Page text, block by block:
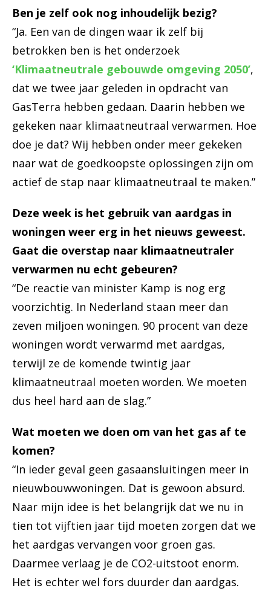
Ben je zelf ook nog inhoudelijk bezig?
“Ja. Een van de dingen waar ik zelf bij
betrokken ben is het onderzoek
‘Klimaatneutrale gebouwde omgeving 2050’,
dat we twee jaar geleden in opdracht van
GasTerra hebben gedaan. Daarin hebben we
gekeken naar klimaatneutraal verwarmen. Hoe
doe je dat? Wij hebben onder meer gekeken
naar wat de goedkoopste oplossingen zijn om
actief de stap naar klimaatneutraal te maken.”
Deze week is het gebruik van aardgas in
woningen weer erg in het nieuws geweest.
Gaat die overstap naar klimaatneutraler
verwarmen nu echt gebeuren?
“De reactie van minister Kamp is nog erg
voorzichtig. In Nederland staan meer dan
zeven miljoen woningen. 90 procent van deze
woningen wordt verwarmd met aardgas,
terwijl ze de komende twintig jaar
klimaatneutraal moeten worden. We moeten
dus heel hard aan de slag.”
Wat moeten we doen om van het gas af te
komen?
“In ieder geval geen gasaansluitingen meer in
nieuwbouwwoningen. Dat is gewoon absurd.
Naar mijn idee is het belangrijk dat we nu in
tien tot vijftien jaar tijd moeten zorgen dat we
het aardgas vervangen voor groen gas.
Daarmee verlaag je de CO2-uitstoot enorm.
Het is echter wel fors duurder dan aardgas.